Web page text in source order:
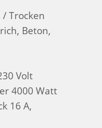
/ Trocken
Beton,
Volt
4000 Watt
16 A,